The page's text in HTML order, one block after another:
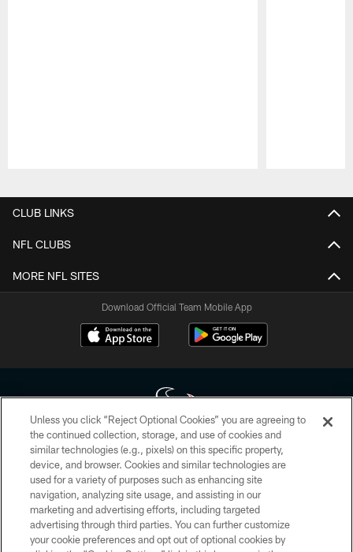
CLUB LINKS
NFL CLUBS
MORE NFL SITES
Download Official Team Mobile App
Copyright © 2026 Houston Texans. All rights reserved. No portion of
HoustonTexans.com may be duplicated, redistributed or manipulated in any
form. By accessing any information beyond this page, you agree to abide by
the HoustonTexans.com Privacy Policy, Code of Conduct, and Terms and
Conditions.
PRIVACY POLICY
Unless you click “Reject Optional Cookies” you are agreeing to
the continued collection, storage, and use of cookies and
similar technologies (e.g., pixels) on this specific property,
device, and browser. Cookies and similar technologies are
used for a variety of purposes such as enhancing site
navigation, analyzing site usage, and assisting in our
marketing and advertising efforts, including targeted
advertising through third parties. You can further customize
your cookie preferences and opt out of optional cookies by